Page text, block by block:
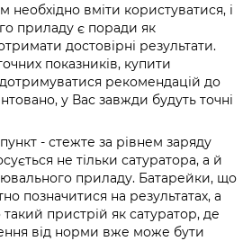
вміти користуватися, і
приладу є поради як
достовірні результати.
показників, купити
рекомендацій до
у Вас завжди будуть точні
- стежте за рівнем заряду
не тільки сатуратора, а й
приладу. Батарейки, що
позначитися на результатах, а
пристрій як сатуратор, де
від норми вже може бути